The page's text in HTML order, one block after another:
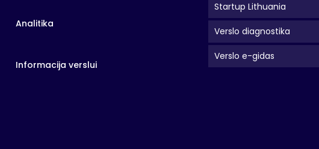
Analitika
Informacija verslui
Startup Lithuania
Verslo diagnostika
Verslo e-gidas